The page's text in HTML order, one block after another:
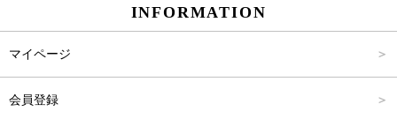
INFORMATION
マイページ
会員登録